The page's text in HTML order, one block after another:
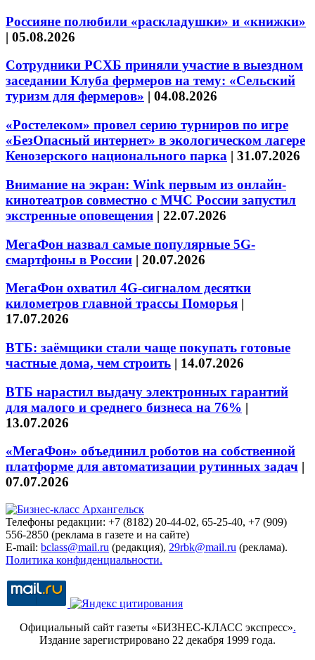
Россияне полюбили «раскладушки» и «книжки»
| 05.08.2026
Сотрудники РСХБ приняли участие в выездном
заседании Клуба фермеров на тему: «Сельский
туризм для фермеров» | 04.08.2026
«Ростелеком» провел серию турниров по игре
«БезОпасный интернет» в экологическом лагере
Кенозерского национального парка | 31.07.2026
Внимание на экран: Wink первым из онлайн-
кинотеатров совместно с МЧС России запустил
экстренные оповещения | 22.07.2026
МегаФон назвал самые популярные 5G-
смартфоны в России | 20.07.2026
МегаФон охватил 4G-сигналом десятки
километров главной трассы Поморья |
17.07.2026
ВТБ: заёмщики стали чаще покупать готовые
частные дома, чем строить | 14.07.2026
ВТБ нарастил выдачу электронных гарантий
для малого и среднего бизнеса на 76% |
13.07.2026
«МегаФон» объединил роботов на собственной
платформе для автоматизации рутинных задач |
07.07.2026
Телефоны редакции: +7 (8182) 20-44-02, 65-25-40, +7 (909)
556-2850 (реклама в газете и на сайте)
E-mail: bclass@mail.ru (редакция), 29rbk@mail.ru (реклама).
Политика конфиденциальности.
Официальный сайт газеты «БИЗНЕС-КЛАСС экспресс».
Издание зарегистрировано 22 декабря 1999 года.